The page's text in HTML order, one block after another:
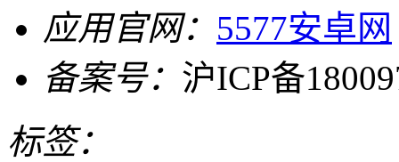
应用官网： 5577安卓网
备案号： 沪ICP备
标签：